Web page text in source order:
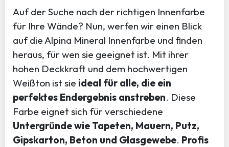
Auf der Suche nach der richtigen Innenfarbe
für Ihre Wände? Nun, werfen wir einen Blick
auf die Alpina Mineral Innenfarbe und finden
heraus, für wen sie geeignet ist. Mit ihrer
hohen Deckkraft und dem hochwertigen
Weißton ist sie ideal für alle, die ein
perfektes Endergebnis anstreben. Diese
Farbe eignet sich für verschiedene
Untergründe wie Tapeten, Mauern, Putz,
Gipskarton, Beton und Glasgewebe. Profis